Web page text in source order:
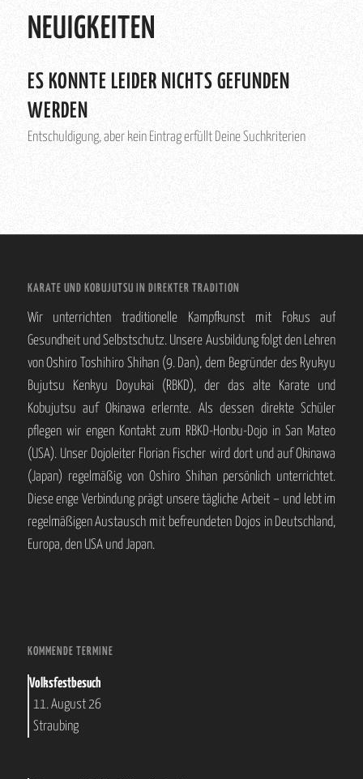
NEUIGKEITEN
ES KONNTE LEIDER NICHTS GEFUNDEN
WERDEN
Entschuldigung, aber kein Eintrag erfüllt Deine Suchkriterien
KARATE UND KOBUJUTSU IN DIREKTER TRADITION
Wir unterrichten traditionelle Kampfkunst mit Fokus auf
Gesundheit und Selbstschutz. Unsere Ausbildung folgt den Lehren
von Oshiro Toshihiro Shihan (9. Dan), dem Begründer des Ryukyu
Bujutsu Kenkyu Doyukai (RBKD), der das alte Karate und
Kobujutsu auf Okinawa erlernte. Als dessen direkte Schüler
pflegen wir engen Kontakt zum RBKD-Honbu-Dojo in San Mateo
(USA). Unser Dojoleiter Florian Fischer wird dort und auf Okinawa
(Japan) regelmäßig von Oshiro Shihan persönlich unterrichtet.
Diese enge Verbindung prägt unsere tägliche Arbeit – und lebt im
regelmäßigen Austausch mit befreundeten Dojos in Deutschland,
Europa, den USA und Japan.
KOMMENDE TERMINE
Volksfestbesuch
11. August 26
Straubing